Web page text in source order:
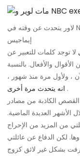
لاور يتحدث عن وقته في NBC مرة أخرى. | ديمتريوس كامبوريس / جيتي
إيماجيس
لا توجد كلمات للتعبير عن
والأفعال. بالنسبة
، ولأول مرة منذ شهور ،
انه يتحدث مرة أخرى .
الكاذبة من مصادر
الأشهر العديدة الماضية.
من المزيد من الإحراج
لكن الدفاع عن عائلتي
بشكل غير لائق كزوج